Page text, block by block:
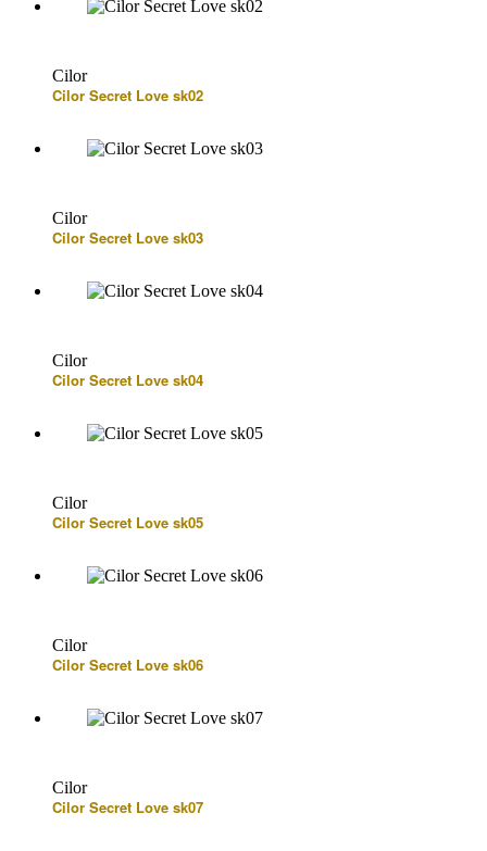
Cilor
Cilor Secret Love sk02
Cilor
Cilor Secret Love sk03
Cilor
Cilor Secret Love sk04
Cilor
Cilor Secret Love sk05
Cilor
Cilor Secret Love sk06
Cilor
Cilor Secret Love sk07